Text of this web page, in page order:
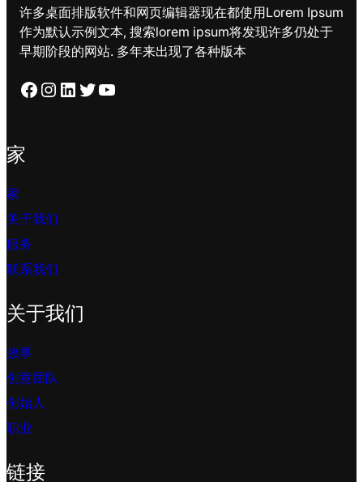
许多桌面排版软件和网页编辑器现在都使用Lorem Ipsum
作为默认示例文本, 搜索lorem ipsum将发现许多仍处于
早期阶段的网站. 多年来出现了各种版本
脸书Instagram 领英 推特YouTube
家
家
关于我们
服务
联系我们
关于我们
故事
创意团队
创始人
职业
链接